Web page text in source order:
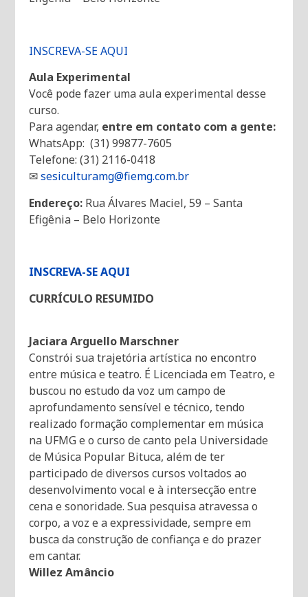
INSCREVA-SE AQUI
Aula Experimental
Você pode fazer uma aula experimental desse
curso.
Para agendar, entre em contato com a gente:
WhatsApp: (31) 99877-7605
Telefone: (31) 2116-0418
✉sesiculturamg@fiemg.com.br
Endereço: Rua Álvares Maciel, 59 – Santa
Efigênia – Belo Horizonte
INSCREVA-SE AQUI
CURRÍCULO RESUMIDO
Jaciara Arguello Marschner
Constrói sua trajetória artística no encontro
entre música e teatro. É Licenciada em Teatro, e
buscou no estudo da voz um campo de
aprofundamento sensível e técnico, tendo
realizado formação complementar em música
na UFMG e o curso de canto pela Universidade
de Música Popular Bituca, além de ter
participado de diversos cursos voltados ao
desenvolvimento vocal e à intersecção entre
cena e sonoridade. Sua pesquisa atravessa o
corpo, a voz e a expressividade, sempre em
busca da construção de confiança e do prazer
em cantar.
Willez Amâncio